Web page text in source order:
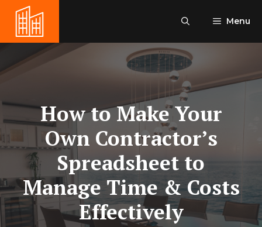
contenu
Menu
How to Make Your
Own Contractor’s
Spreadsheet to
Manage Time & Costs
Effectively